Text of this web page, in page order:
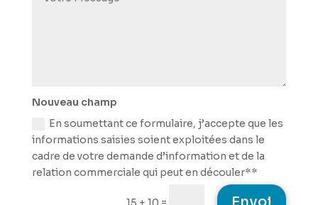
Nouveau champ
En soumettant ce formulaire, j’accepte que les
informations saisies soient exploitées dans le
cadre de votre demande d’information et de la
relation commerciale qui peut en découler**